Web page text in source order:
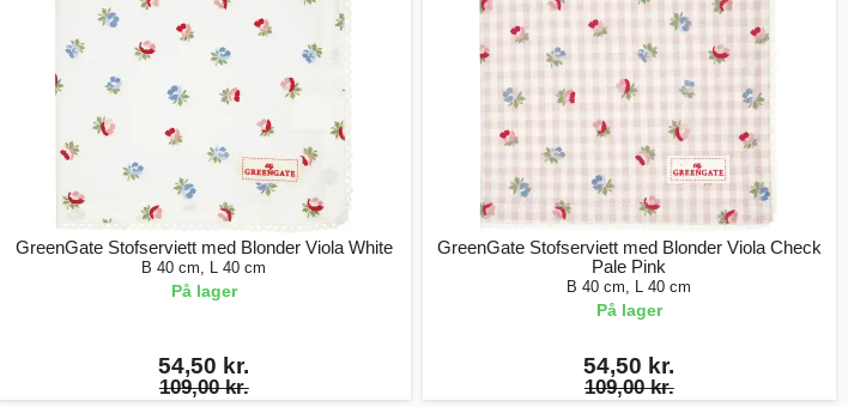
GreenGate Stofserviett med Blonder Viola White
B 40 cm, L 40 cm
På lager
54,50 kr.
109,00 kr.
GreenGate Stofserviett med Blonder Viola Check
Pale Pink
B 40 cm, L 40 cm
På lager
54,50 kr.
109,00 kr.